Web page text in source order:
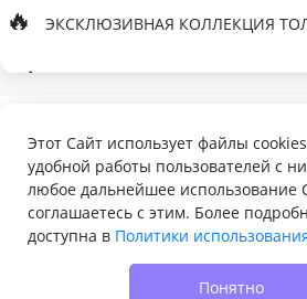
🔥 ЭКСКЛЮЗИВНАЯ КОЛЛЕКЦИЯ
🛏
Палитра изысканных оттенков:
- Темно-серый для
- Сиреневый для романтичных
- Персиковый мусс для теплой
Шелковые одеяла Тусса -
Этот Сайт использует файлы
удобной работы пользователей с
любое дальнейшее использование
соглашаетесь с этим. Более
доступна в Политики
Понятно
© 2022 - 2026 Доска объявлений